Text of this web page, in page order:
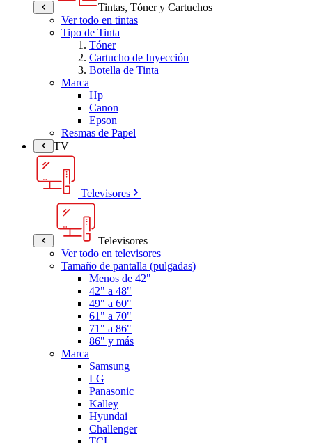
Tintas, Tóner y Cartuchos
Ver todo en tintas
Tipo de Tinta
Tóner
Cartucho de Inyección
Botella de Tinta
Marca
Hp
Canon
Epson
Resmas de Papel
TV
Televisores
Televisores
Ver todo en televisores
Tamaño de pantalla (pulgadas)
Menos de 42"
42" a 48"
49" a 60"
61" a 70"
71" a 86"
86" y más
Marca
Samsung
LG
Panasonic
Kalley
Hyundai
Challenger